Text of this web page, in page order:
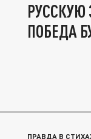
ПОБЕДА
ПРАВДА В